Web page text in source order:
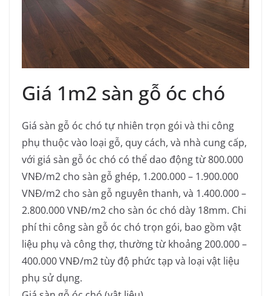
Giá 1m2 sàn gỗ óc chó
Giá sàn gỗ óc chó tự nhiên trọn gói và thi công
phụ thuộc vào loại gỗ, quy cách, và nhà cung cấp,
với giá sàn gỗ óc chó có thể dao động từ 800.000
VNĐ/m2 cho sàn gỗ ghép, 1.200.000 – 1.900.000
VNĐ/m2 cho sàn gỗ nguyên thanh, và 1.400.000 –
2.800.000 VNĐ/m2 cho sàn óc chó dày 18mm. Chi
phí thi công sàn gỗ óc chó trọn gói, bao gồm vật
liệu phụ và công thợ, thường từ khoảng 200.000 –
400.000 VNĐ/m2 tùy độ phức tạp và loại vật liệu
phụ sử dụng.